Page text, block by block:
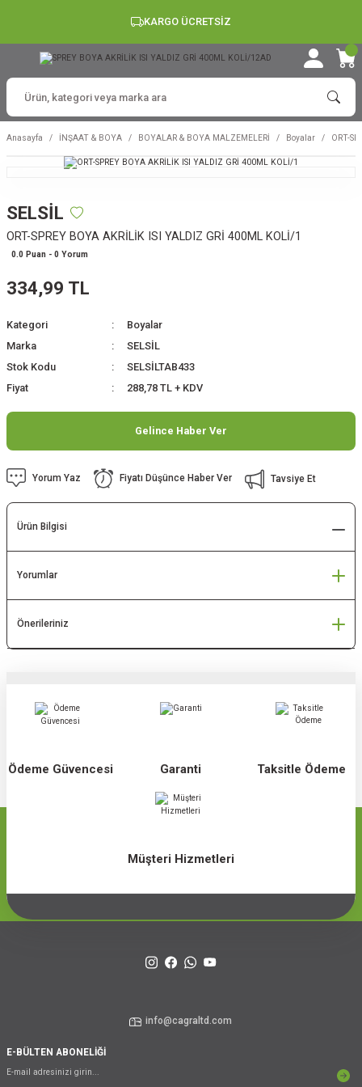
KARGO ÜCRETSİZ
Anasayfa İNŞAAT & BOYA BOYALAR & BOYA MALZEMELERİ Boyalar ORT-
SELSİL
ORT-SPREY BOYA AKRİLİK ISI YALDIZ GRİ 400ML KOLİ/1
0.0 Puan - 0 Yorum
334,99 TL
Kategori
Boyalar
Marka
SELSİL
Stok Kodu
SELSİLTAB433
Fiyat
288,78 TL + KDV
Gelince Haber Ver
Yorum Yaz Fiyatı Düşünce Haber Ver Tavsiye Et
Ürün Bilgisi
Yorumlar
Önerileriniz
Ödeme Güvencesi Garanti Taksitle Ödeme
Müşteri Hizmetleri
info@cagraltd.com
E-BÜLTEN ABONELİĞİ